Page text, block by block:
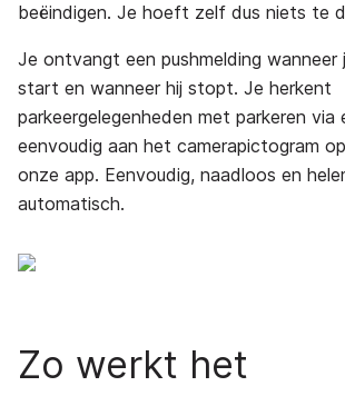
beëindigen. Je hoeft zelf dus niets te
Je ontvangt een pushmelding wanneer
start en wanneer hij stopt. Je herkent
parkeergelegenheden met parkeren via
eenvoudig aan het camerapictogram
onze app. Eenvoudig, naadloos en
automatisch.
Zo werkt het